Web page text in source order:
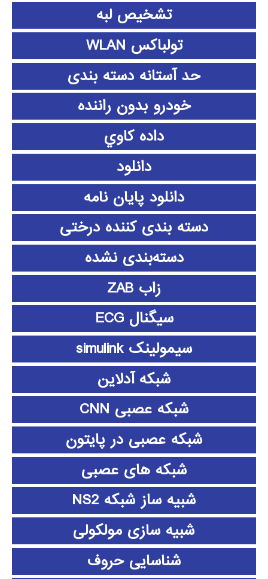
تشخیص لبه
تولباکس WLAN
حد آستانه دسته بندی
خودرو بدون راننده
داده كاوي
دانلود
دانلود پايان نامه
دسته بندی کننده درختی
دسته‌بندی نشده
زاب ZAB
سیگنال ECG
سیمولینک simulink
شبکه آدلاین
شبکه عصبی CNN
شبکه عصبی در پایتون
شبکه های عصبی
شبیه ساز شبکه NS2
شبیه سازی مولکولی
شناسایی حروف